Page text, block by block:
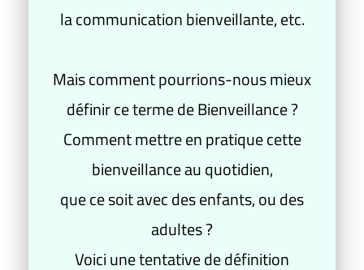
la communication bienveillante, etc.
Mais comment pourrions-nous mieux
définir ce terme de Bienveillance ?
Comment mettre en pratique cette
bienveillance au quotidien,
que ce soit avec des enfants, ou des
adultes ?
Voici une tentative de définition